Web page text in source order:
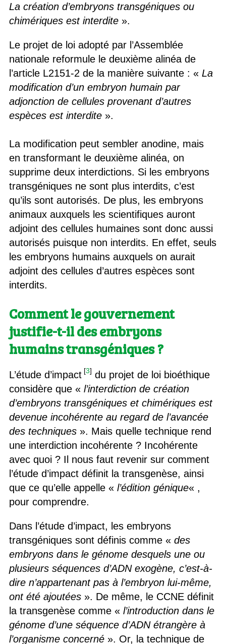
La création d’embryons transgéniques ou
chimériques est interdite».
Le projet de loi adopté par l’Assemblée
nationale reformule le deuxième alinéa de
l’article L2151-2 de la manière suivante : « La
modification d’un embryon humain par
adjonction de cellules provenant d’autres
espèces est interdite».
La modification peut sembler anodine, mais
en transformant le deuxième alinéa, on
supprime deux interdictions. Si les embryons
transgéniques ne sont plus interdits, c’est
qu’ils sont autorisés. De plus, les embryons
animaux auxquels les scientifiques auront
adjoint des cellules humaines sont donc aussi
autorisés puisque non interdits. En effet, seuls
les embryons humains auxquels on aurait
adjoint des cellules d’autres espèces sont
interdits.
Comment le gouvernement
justifie-t-il des embryons
humains transgéniques ?
L’étude d’impact [3] du projet de loi bioéthique
considère que « l’interdiction de création
d’embryons transgéniques et chimériques est
devenue incohérente au regard de l’avancée
des techniques». Mais quelle technique rend
une interdiction incohérente ? Incohérente
avec quoi ? Il nous faut revenir sur comment
l’étude d’impact définit la transgenèse, ainsi
que ce qu’elle appelle « l’édition génique« ,
pour comprendre.
Dans l’étude d’impact, les embryons
transgéniques sont définis comme « des
embryons dans le génome desquels une ou
plusieurs séquences d’ADN exogène, c’est-à-
dire n’appartenant pas à l’embryon lui-même,
ont été ajoutées». De même, le CCNE définit
la transgenèse comme « l’introduction dans le
génome d’une séquence d’ADN étrangère à
l’organisme concerné». Or, la technique de